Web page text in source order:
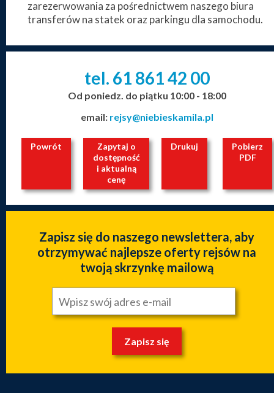
zarezerwowania za pośrednictwem naszego biura
transferów na statek oraz parkingu dla samochodu.
tel. 61 86142 00
Od poniedz. do piątku 10:00 - 18:00
email: rejsy@niebieskamila.pl
Powrót
Zapytaj o
dostępność
i aktualną
cenę
Drukuj
Pobierz
PDF
Zapisz się do naszego newslettera, aby
otrzymywać najlepsze oferty rejsów na
twoją skrzynkę mailową
Zapisz się